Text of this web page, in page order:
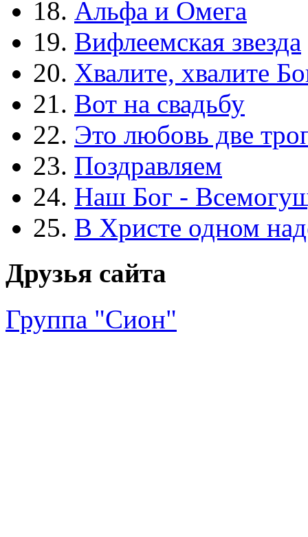
18. Альфа и Омега
19. Вифлеемская звезда
20. Хвалите, хвалите
21. Вот на свадьбу
22. Это любовь две
23. Поздравляем
24. Наш Бог -
25. В Христе одном
Друзья сайта
Группа "Сион"